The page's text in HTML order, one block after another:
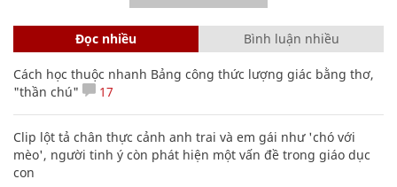
Đọc nhiều Bình luận nhiều
Cách học thuộc nhanh Bảng công thức lượng giác bằng thơ,
"thần chú"
17
Clip lột tả chân thực cảnh anh trai và em gái như 'chó với
mèo', người tinh ý còn phát hiện một vấn đề trong giáo dục
con